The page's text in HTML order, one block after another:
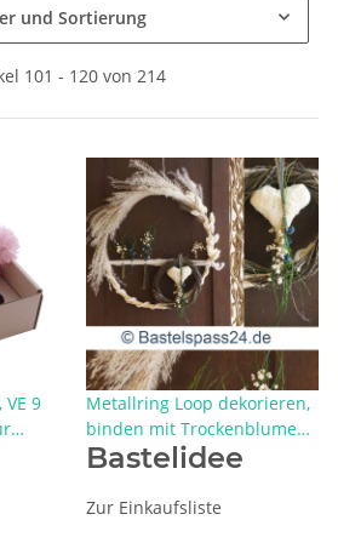
und Sortierung
101 - 120 von 214
9
Metallring Loop dekorieren,
binden mit Trockenblumen
natur, weiß, blau,
Bastelidee
Zur Einkaufsliste